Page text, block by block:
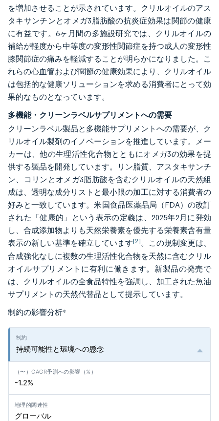
を増加させることが示されています。クリルオイルのアス
タキサンチンとオメガ3脂肪酸の抗炎症効果は関節の健康
に有益です。6ヶ月間の多施設研究では、クリルオイルの
補給が軽度から中等度の変形性関節症を持つ成人の変形性
膝関節症の痛みを軽減することが明らかになりました。こ
れらの心血管および関節の健康効果により、クリルオイル
は包括的な健康ソリューションを求める消費者にとって効
果的なものとなっています。
多機能・クリーンラベルサプリメントへの需要
クリーンラベル製品と多機能サプリメントへの需要が、ク
リルオイル製剤のイノベーションを推進しています。メー
カーは、他の生理活性化合物とともにオメガ3の効果を提
供する製品を開発しています。リン脂質、アスタキサンチ
ン、コリンとオメガ3脂肪酸を含むクリルオイルの天然組
成は、透明な成分リストと最小限の加工に対する消費者の
好みと一致しています。米国食品医薬品局（FDA）の改訂
された「健康的」という表示の定義は、2025年2月に発効
し、合成添加物よりも天然栄養素を優先する栄養素含有量
表示の新しい基準を確立しています[2]。この規制変更は、
合成強化なしに複数の生理活性化合物を天然に含むクリル
オイルサプリメントに有利に働きます。新製品の発売で
は、クリルオイルの全食品特性を強調し、加工された魚油
サプリメントの天然代替品として提示しています。
制約の影響分析*
持続可能性と環境への懸念
-1.2%
グローバル